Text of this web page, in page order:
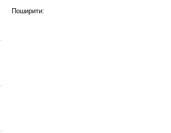
Поширити: